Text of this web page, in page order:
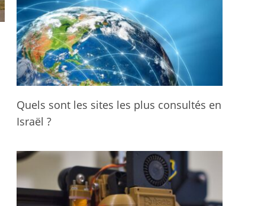
Quels sont les sites les plus consultés en
Israël ?